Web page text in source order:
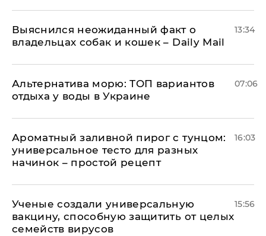
Выяснился неожиданный факт о
владельцах собак и кошек – Daily Mail
13:34
Альтернатива морю: ТОП вариантов
отдыха у воды в Украине
07:06
Ароматный заливной пирог с тунцом:
универсальное тесто для разных
начинок – простой рецепт
16:03
Ученые создали универсальную
вакцину, способную защитить от целых
семейств вирусов
15:56